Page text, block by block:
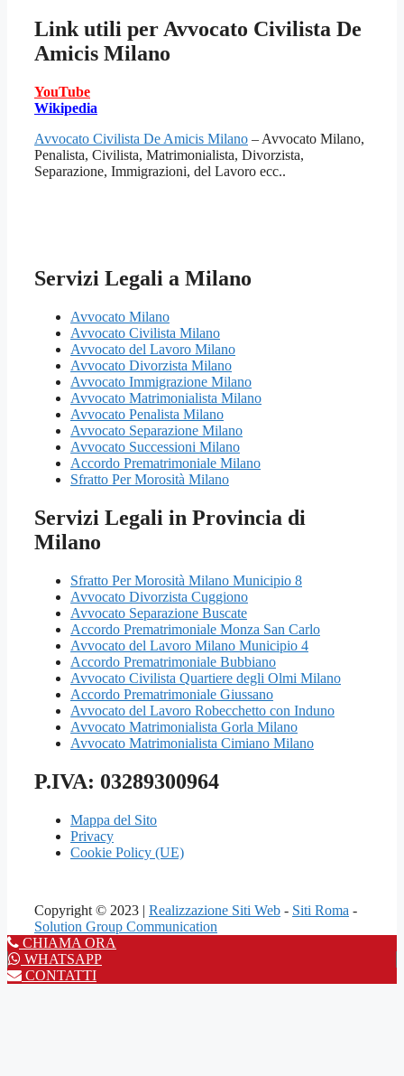
Link utili perAvvocato Civilista De
Amicis Milano
YouTube
Wikipedia
Avvocato Civilista De Amicis Milano – Avvocato Milano,
Penalista, Civilista, Matrimonialista, Divorzista,
Separazione, Immigrazioni, del Lavoro ecc..
Servizi Legali a Milano
Avvocato Milano
Avvocato Civilista Milano
Avvocato del Lavoro Milano
Avvocato Divorzista Milano
Avvocato Immigrazione Milano
Avvocato Matrimonialista Milano
Avvocato Penalista Milano
Avvocato Separazione Milano
Avvocato Successioni Milano
Accordo Prematrimoniale Milano
Sfratto Per Morosità Milano
Servizi Legali in Provincia di
Milano
Sfratto Per Morosità Milano Municipio 8
Avvocato Divorzista Cuggiono
Avvocato Separazione Buscate
Accordo Prematrimoniale Monza San Carlo
Avvocato del Lavoro Milano Municipio 4
Accordo Prematrimoniale Bubbiano
Avvocato Civilista Quartiere degli Olmi Milano
Accordo Prematrimoniale Giussano
Avvocato del Lavoro Robecchetto con Induno
Avvocato Matrimonialista Gorla Milano
Avvocato Matrimonialista Cimiano Milano
P.IVA: 03289300964
Mappa del Sito
Privacy
Cookie Policy (UE)
Copyright © 2023 | Realizzazione Siti Web - Siti Roma -
Solution Group Communication
CHIAMA ORA
WHATSAPP
CONTATTI